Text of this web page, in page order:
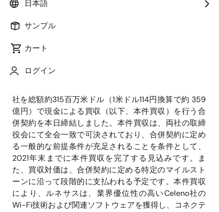
日本語
サンプル
カート
ログイン
2021年10月28日
江東区、代表取締役社長兼CEO：柴田 英利、以下、 ル
ネサス）は、Wi-Fiソリューションプロバイダーである
Celeno Communications (Founder, President & CEO :
社を総額約315百万米ドル（1米ドル114円換算で約 359
億円）で現金による買収（以下、本件買収）を行う合
併契約を本日締結しました。本件買収は、両社の取締
役会にて全会一致で可決されており、合併契約に定め
る一般的な前提条件が充足されることを条件として、
2021年末までに本件買収を完了する見込みです。ま
た、買収対価は、合併契約に定める特定のマイルスト
ーンに沿って段階的に支払われる予定です。本件買収
により、ルネサスは、業界優位性の高いCeleno社の
Wi-Fi技術および関連ソフトウェアを獲得し、コネクテ